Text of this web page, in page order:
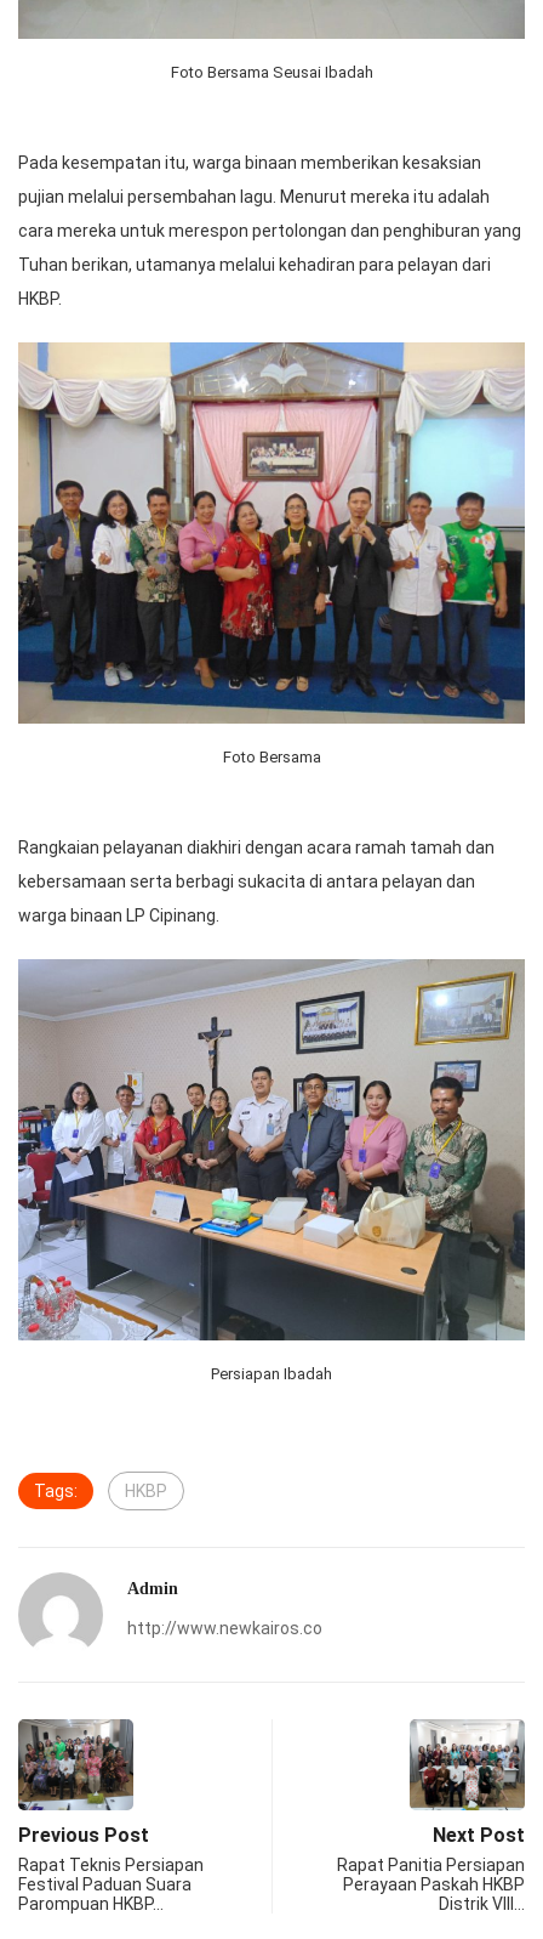
Foto Bersama Seusai Ibadah
Pada kesempatan itu, warga binaan memberikan kesaksian
pujian melalui persembahan lagu. Menurut mereka itu adalah
cara mereka untuk merespon pertolongan dan penghiburan yang
Tuhan berikan, utamanya melalui kehadiran para pelayan dari
HKBP.
Foto Bersama
Rangkaian pelayanan diakhiri dengan acara ramah tamah dan
kebersamaan serta berbagi sukacita di antara pelayan dan
warga binaan LP Cipinang.
Persiapan Ibadah
Tags: HKBP
Admin
http://www.newkairos.co
Previous Post
Rapat Teknis Persiapan
Festival Paduan Suara
Parompuan HKBP…
Next Post
Rapat Panitia Persiapan
Perayaan Paskah HKBP
Distrik VIII…